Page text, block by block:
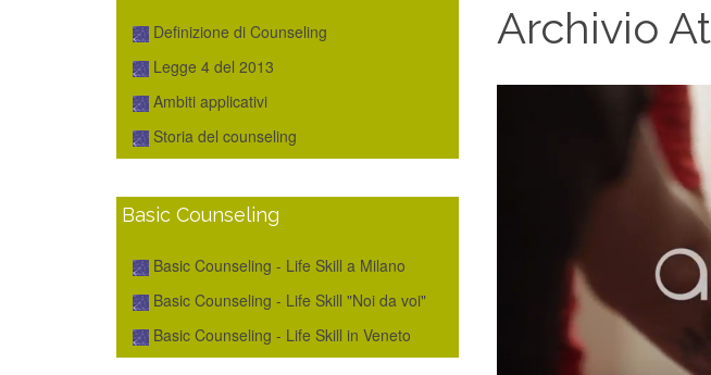
Archivio
Definizione di Counseling
Legge 4 del 2013
Ambiti applicativi
Storia del counseling
Basic Counseling
Basic Counseling - Life Skill a Milano
Basic Counseling - Life Skill "Noi da voi"
Basic Counseling - Life Skill in Veneto